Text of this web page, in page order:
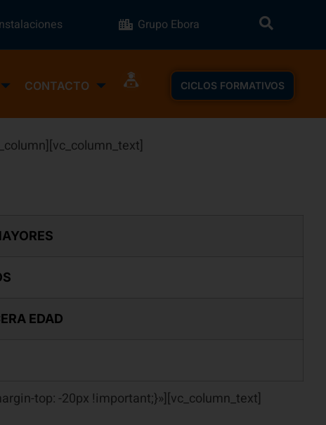
Grupo Ebora
CONTACTO CICLOS FORMATIVOS
EDAD
top: -20px !important;}»][vc_column_text]